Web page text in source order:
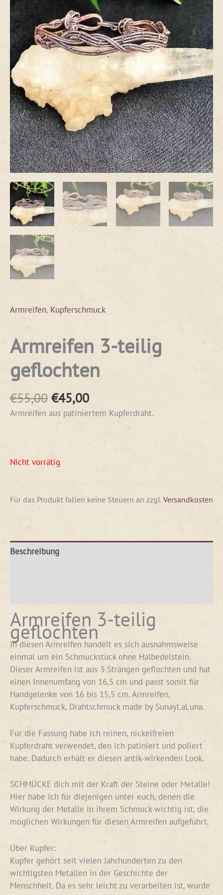
Armreifen, Kupferschmuck
Armreifen 3-teilig
geflochten
€55,00 €45,00
Armreifen aus patiniertem Kupferdraht.
Nicht vorrätig
Für das Produkt fallen keine Steuern an zzgl.Versandkosten
Beschreibung
Armreifen 3-teilig
geflochten
In diesen Armreifen handelt es sich ausnahmsweise
einmal um ein Schmuckstück ohne Halbedelstein.
Dieser Armreifen ist aus 3 Strängen geflochten und hat
einen Innenumfang von 16,5 cm und passt somit für
Handgelenke von 16 bis 15,5 cm. Armreifen,
Kupferschmuck, Drahtschmuck made by SunayLaLuna.
Für die Fassung habe ich reinen, nickelfreien
Kupferdraht verwendet, den ich patiniert und poliert
habe. Dadurch erhält er diesen antik-wirkenden Look.
SCHMÜCKE dich mit der Kraft der Steine oder Metalle!
Hier habe ich für diejenigen unter euch, denen die
Wirkung der Metalle in ihrem Schmuck wichtig ist, die
möglichen Wirkungen für diesen Armreifen aufgeführt.
Über Kupfer:
Kupfer gehört seit vielen Jahrhunderten zu den
wichtigsten Metallen in der Geschichte der
Menschheit. Da es sehr leicht zu verarbeiten ist, wurde